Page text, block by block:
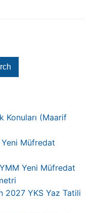
Konuları (Maarif
Yeni Müfredat
Yeni Müfredat
2027 YKS Yaz Tatili